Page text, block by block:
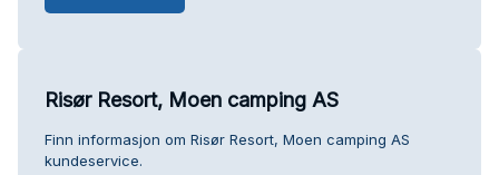
Risør Resort, Moen camping AS
Finn informasjon om Risør Resort, Moen camping AS
kundeservice.